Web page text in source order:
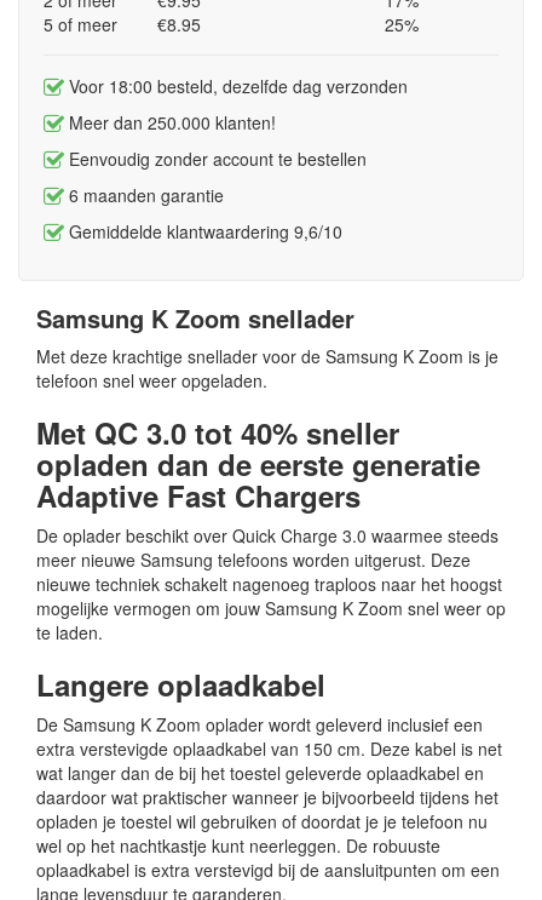
5 of meer
€8.95
25%
Voor 18:00 besteld, dezelfde dag verzonden
Meer dan 250.000 klanten!
Eenvoudig zonder account te bestellen
6 maanden garantie
Gemiddelde klantwaardering 9,6/10
Samsung K Zoom snellader
Met deze krachtige snellader voor de Samsung K Zoom is je
telefoon snel weer opgeladen.
Met QC 3.0 tot 40% sneller
opladen dan de eerste generatie
Adaptive Fast Chargers
De oplader beschikt over Quick Charge 3.0 waarmee steeds
meer nieuwe Samsung telefoons worden uitgerust. Deze
nieuwe techniek schakelt nagenoeg traploos naar het hoogst
mogelijke vermogen om jouw Samsung K Zoom snel weer op
te laden.
Langere oplaadkabel
De Samsung K Zoom oplader wordt geleverd inclusief een
extra verstevigde oplaadkabel van 150 cm. Deze kabel is net
wat langer dan de bij het toestel geleverde oplaadkabel en
daardoor wat praktischer wanneer je bijvoorbeeld tijdens het
opladen je toestel wil gebruiken of doordat je je telefoon nu
wel op het nachtkastje kunt neerleggen. De robuuste
oplaadkabel is extra verstevigd bij de aansluitpunten om een
lange levensduur te garanderen.